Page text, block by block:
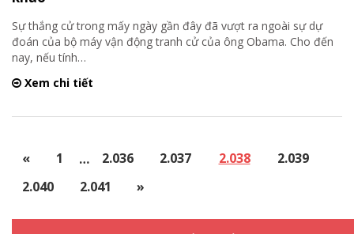
Sự thắng cử trong mấy ngày gần đây đã vượt ra ngoài sự dự
đoán của bộ máy vận động tranh cử của ông Obama. Cho đến
nay, nếu tính…
Xem chi tiết
« 1 … 2.036 2.037 2.038
2.039
2.040
2.041 »